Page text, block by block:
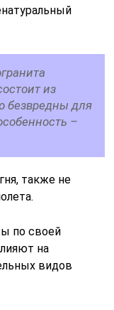
из
безвредны для
–
также не
по своей
на
видов